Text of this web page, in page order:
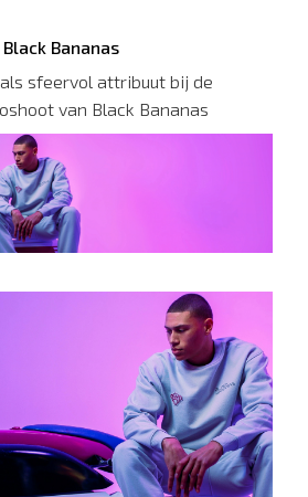
Black Bananas
sfeervol attribuut bij de
van Black Bananas